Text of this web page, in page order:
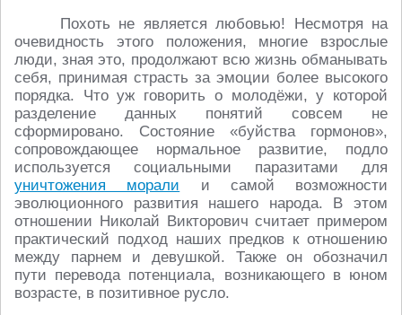
Похоть не является любовью! Несмотря на
очевидность этого положения, многие взрослые
люди, зная это, продолжают всю жизнь обманывать
себя, принимая страсть за эмоции более высокого
порядка. Что уж говорить о молодёжи, у которой
разделение данных понятий совсем не
сформировано. Состояние «буйства гормонов»,
сопровождающее нормальное развитие, подло
используется социальными паразитами для
уничтожения морали и самой возможности
эволюционного развития нашего народа. В этом
отношении Николай Викторович считает примером
практический подход наших предков к отношению
между парнем и девушкой. Также он обозначил
пути перевода потенциала, возникающего в юном
возрасте, в позитивное русло.